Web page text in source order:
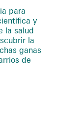
para
y
la salud
la
ganas
de